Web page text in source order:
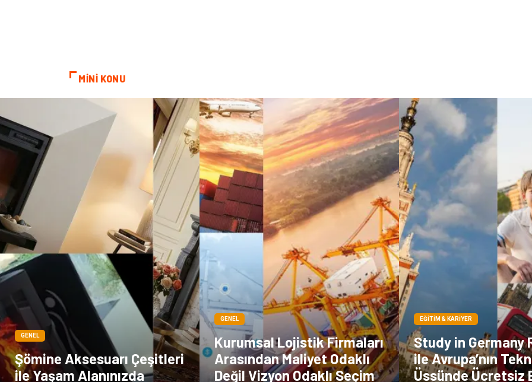
MİNİ KONU
GENEL
Şömine Aksesuarı Çeşitleri
ile Yaşam Alanınızda
GENEL
Kurumsal Lojistik Firmaları
Arasından Maliyet Odaklı
Değil Vizyon Odaklı Seçim
EĞITIM & KARIYER
Study in Germany
ile Avrupa’nın
Üssünde Ücretsiz